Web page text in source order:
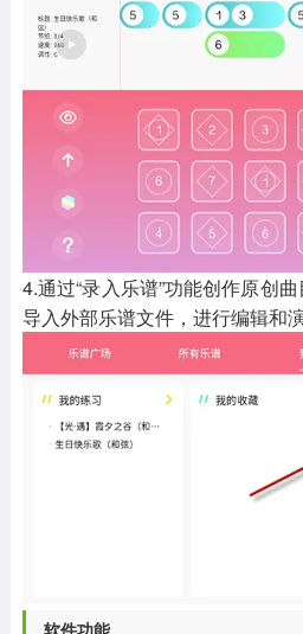
4.通过“录入乐谱”功能创作原创
导入外部乐谱文件，进行编辑和演
软件功能